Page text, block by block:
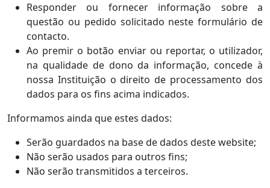
Responder ou fornecer informação sobre a
questão ou pedido solicitado neste formulário de
contacto.
Ao premir o botão enviar ou reportar, o utilizador,
na qualidade de dono da informação, concede à
nossa Instituição o direito de processamento dos
dados para os fins acima indicados.
Informamos ainda que estes dados:
Serão guardados na base de dados deste website;
Não serão usados para outros fins;
Não serão transmitidos a terceiros.